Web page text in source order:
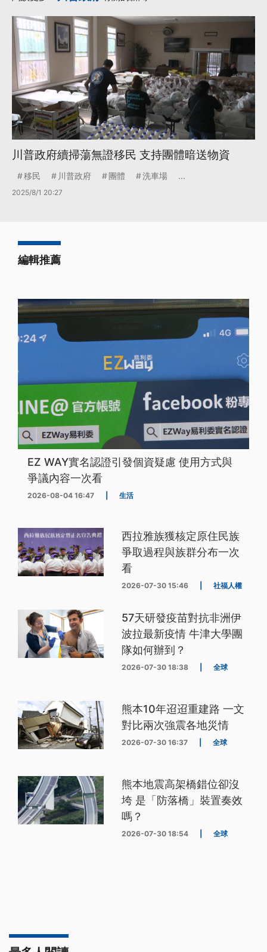
川普政府續掃蕩無證移民 支持團體暗送物資
移民 川普政府 團體 洗車場 ...
2025/8/1 20:27
編輯推薦
EZ WAY實名認證引發個資疑慮 使用方式與
爭議內容一次看
2026-08-04 16:47 生活
西拉雅族獲核定原住民族
爭取過程與族群分布一次
看
2026-07-30 15:46 社福人權
57天研發疫苗對抗非洲伊
波拉最新疫情 牛津大學團
隊如何辦到？
2026-07-30 18:38 全球
熊本10年迢迢重建路 一文
對比兩次強震各地災情
2026-07-30 16:37 全球
熊本地震高架橋錯位卻沒
垮 是「防落橋」裝置奏效
嗎？
2026-07-30 18:54 全球